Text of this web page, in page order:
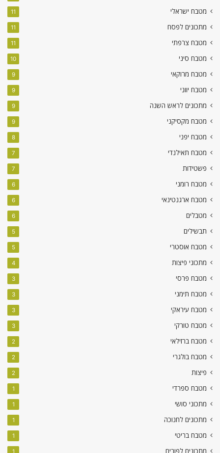
מטבח ישראלי 11
מתכונים לפסח 11
מטבח צרפתי 11
מטבח סיני 10
מטבח מרוקאי 9
מטבח יווני 9
מתכונים לראש השנה 9
מטבח מקסיקני 9
מטבח יפני 8
מטבח תאילנדי 7
פשטידות 7
מטבח רומני 6
מטבח ארגנטינאי 6
מטבלים 6
תבשילים 5
מטבח אוסטרי 5
מתכוני פיצות 4
מטבח פרסי 3
מטבח תימני 3
מטבח עיראקי 3
מטבח טורקי 3
מטבח ברזילאי 2
מטבח בולגרי 2
פיצות 2
מטבח ספרדי 1
מתכוני סושי 1
מתכונים לחנוכה 1
מטבח בריטי 1
מתכונים לפורים 1